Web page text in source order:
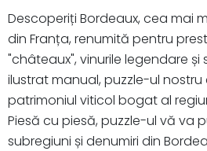
Descoperiți Bordeaux, cea mai
din Franța, renumită pentru
"châteaux", vinurile legendare și
ilustrat manual, puzzle-ul
patrimoniul viticol bogat al
Piesă cu piesă, puzzle-ul vă va
subregiuni și denumiri din